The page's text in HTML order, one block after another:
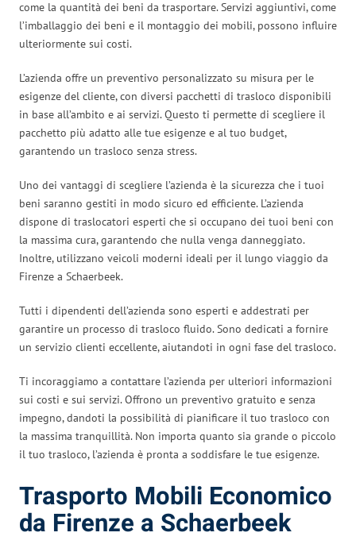
come la quantità dei beni da trasportare. Servizi aggiuntivi, come
l’imballaggio dei beni e il montaggio dei mobili, possono influire
ulteriormente sui costi.
L’azienda offre un preventivo personalizzato su misura per le
esigenze del cliente, con diversi pacchetti di trasloco disponibili
in base all’ambito e ai servizi. Questo ti permette di scegliere il
pacchetto più adatto alle tue esigenze e al tuo budget,
garantendo un trasloco senza stress.
Uno dei vantaggi di scegliere l’azienda è la sicurezza che i tuoi
beni saranno gestiti in modo sicuro ed efficiente. L’azienda
dispone di traslocatori esperti che si occupano dei tuoi beni con
la massima cura, garantendo che nulla venga danneggiato.
Inoltre, utilizzano veicoli moderni ideali per il lungo viaggio da
Firenze a Schaerbeek.
Tutti i dipendenti dell’azienda sono esperti e addestrati per
garantire un processo di trasloco fluido. Sono dedicati a fornire
un servizio clienti eccellente, aiutandoti in ogni fase del trasloco.
Ti incoraggiamo a contattare l’azienda per ulteriori informazioni
sui costi e sui servizi. Offrono un preventivo gratuito e senza
impegno, dandoti la possibilità di pianificare il tuo trasloco con
la massima tranquillità. Non importa quanto sia grande o piccolo
il tuo trasloco, l’azienda è pronta a soddisfare le tue esigenze.
Trasporto Mobili Economico
da Firenze a Schaerbeek